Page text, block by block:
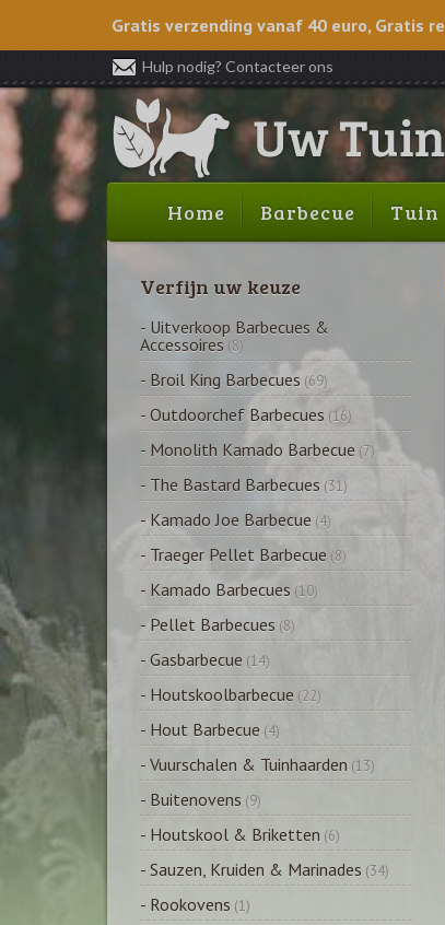
Gratis verzending vanaf 40 euro, Gratis
Hulp nodig? Contacteer ons
Home Barbecue Tuin
Verfijn uw keuze
- Uitverkoop Barbecues &
Accessoires (8)
- Broil King Barbecues (69)
- Outdoorchef Barbecues (16)
- Monolith Kamado Barbecue (7)
- The Bastard Barbecues (31)
- Kamado Joe Barbecue (4)
- Traeger Pellet Barbecue (8)
- Kamado Barbecues (10)
- Pellet Barbecues (8)
- Gasbarbecue (14)
- Houtskoolbarbecue (22)
- Hout Barbecue (4)
- Vuurschalen & Tuinhaarden (13)
- Buitenovens (9)
- Houtskool & Briketten (6)
- Sauzen, Kruiden & Marinades (34)
- Rookovens (1)